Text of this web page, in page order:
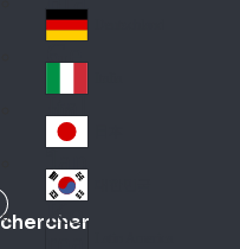
nc
e
Ge
an
y
Ital
y
Jap
an
Ko